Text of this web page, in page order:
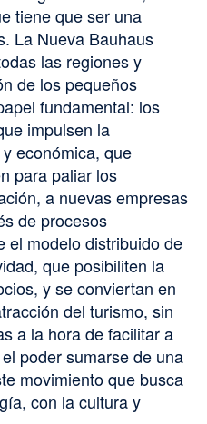
tiene que ser una
La Nueva Bauhaus
las regiones y
de los pequeños
fundamental: los
impulsen la
económica, que
para paliar los
a nuevas empresas
de procesos
el modelo distribuido de
que posibiliten la
y se conviertan en
del turismo, sin
a la hora de facilitar a
poder sumarse de una
movimiento que busca
con la cultura y